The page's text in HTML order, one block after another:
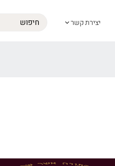
יצירת קשר